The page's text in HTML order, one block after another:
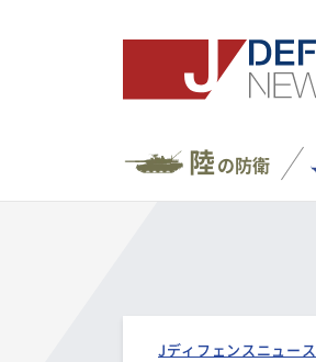
陸の防衛
Jディフェンスニュース